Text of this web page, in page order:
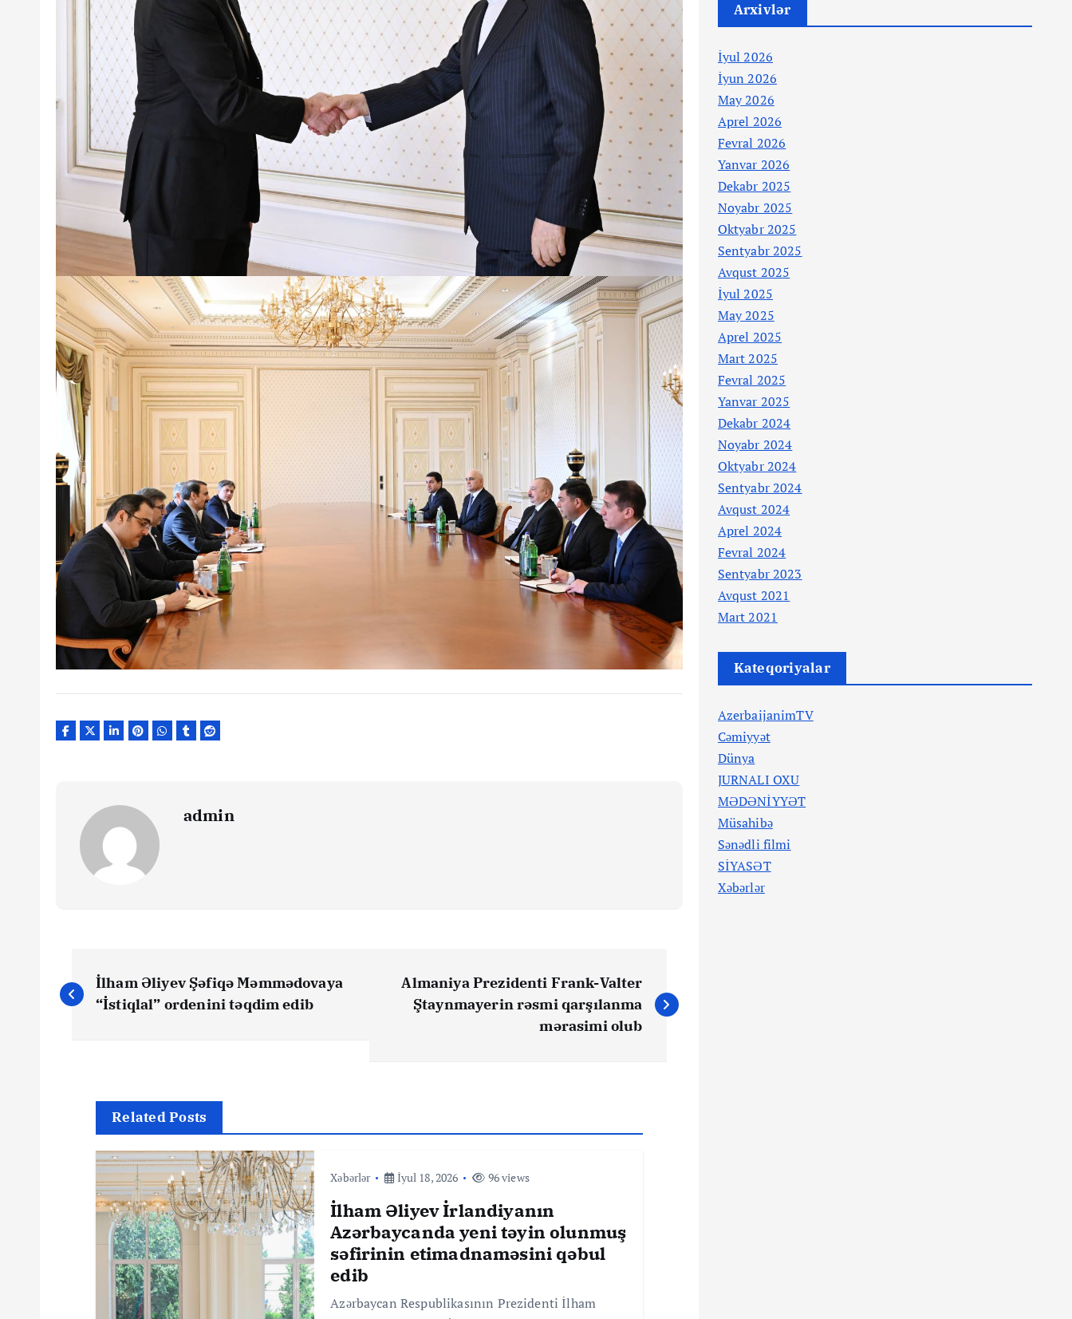
admin
Y
a
İlham Əliyev Şəfiqə Məmmədovaya
“İstiqlal” ordenini təqdim edib
Almaniya Prezidenti Frank-Valter
Ştaynmayerin rəsmi qarşılanma
mərasimi olub
Related Posts
Xəbərlər İyul 18, 2026 96 views
İlham Əliyev İrlandiyanın
Azərbaycanda yeni təyin olunmuş
səfirinin etimadnaməsini qəbul
edib
Azərbaycan Respublikasının Prezidenti İlham
Arxivlər
İyul 2026
İyun 2026
May 2026
Aprel 2026
Fevral 2026
Yanvar 2026
Dekabr 2025
Noyabr 2025
Oktyabr 2025
Sentyabr 2025
Avqust 2025
İyul 2025
May 2025
Aprel 2025
Mart 2025
Fevral 2025
Yanvar 2025
Dekabr 2024
Noyabr 2024
Oktyabr 2024
Sentyabr 2024
Avqust 2024
Aprel 2024
Fevral 2024
Sentyabr 2023
Avqust 2021
Mart 2021
Kateqoriyalar
AzerbaijanimTV
Cəmiyyət
Dünya
JURNALI OXU
MƏDƏNİYYƏT
Müsahibə
Sənədli filmi
SİYASƏT
Xəbərlər